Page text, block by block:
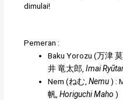
dimulai!
Pemeran :
Baku Yorozu(万津 莫
井 竜太郎,Imai
Nem(ねむ,Nemu) :
帆,Horiguchi Maho )